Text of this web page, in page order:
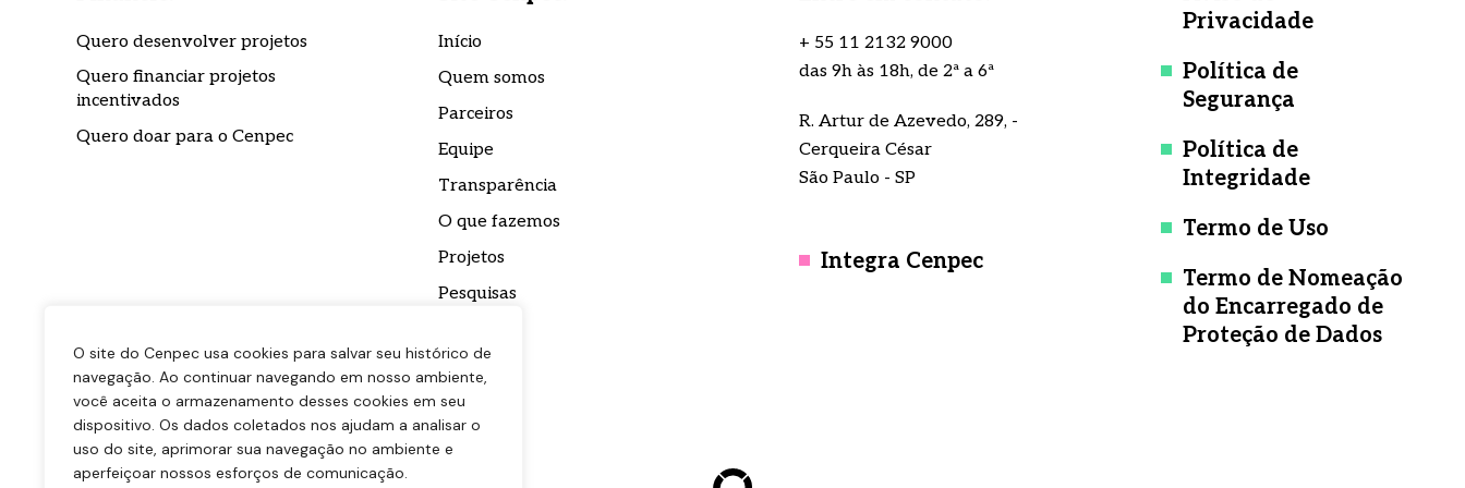
O site do Cenpec usa cookies para salvar seu histórico de
navegação. Ao continuar navegando em nosso ambiente,
você aceita o armazenamento desses cookies em seu
dispositivo. Os dados coletados nos ajudam a analisar o
uso do site, aprimorar sua navegação no ambiente e
aperfeiçoar nossos esforços de comunicação.
Eu concordo em receber comunicações e estou de acordo com
Eu concordo em receber comunicações e estou de acordo com
Quero desenvolver projetos
Quero financiar projetos
incentivados
Quero doar para o Cenpec
Início
Quem somos
Parceiros
Equipe
Transparência
O que fazemos
Projetos
Pesquisas
Contato
Biblioteca
+ 55 11 2132 9000
das 9h às 18h, de 2ª a 6ª
R. Artur de Azevedo, 289, -
Cerqueira César
São Paulo - SP
Integra Cenpec
Privacidade
Política de
Segurança
Política de
Integridade
Termo de Uso
Termo de Nomeação
do Encarregado de
Proteção de Dados